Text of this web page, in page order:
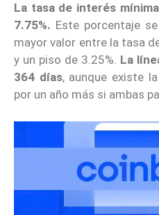
La tasa de interés
7.75%. Este porcentaje
mayor valor entre la tasa
y un piso de 3.25%. La
364 días, aunque existe
por un año más si ambas